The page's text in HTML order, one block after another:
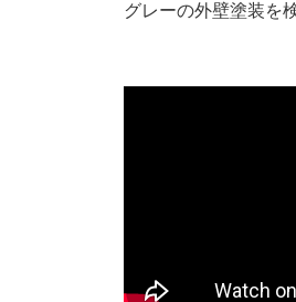
グレーの外壁塗装を